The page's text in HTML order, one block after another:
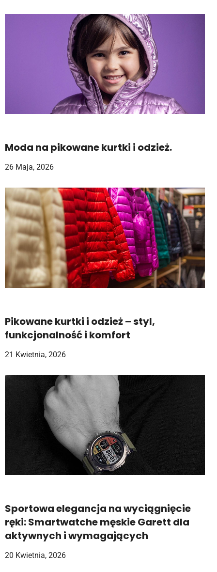
Moda na pikowane kurtki i odzież.
26 Maja, 2026
Pikowane kurtki i odzież – styl,
funkcjonalność i komfort
21 Kwietnia, 2026
Sportowa elegancja na wyciągnięcie
ręki: Smartwatche męskie Garett dla
aktywnych i wymagających
20 Kwietnia, 2026